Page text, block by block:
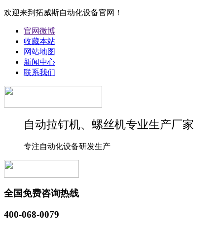
欢迎来到拓威斯自动化设备官网！
官网微博
收藏本站
网站地图
新闻中心
联系我们
自动拉钉机、螺丝机专业生产厂家
专注自动化设备研发生产
全国免费咨询热线
400-068-0079